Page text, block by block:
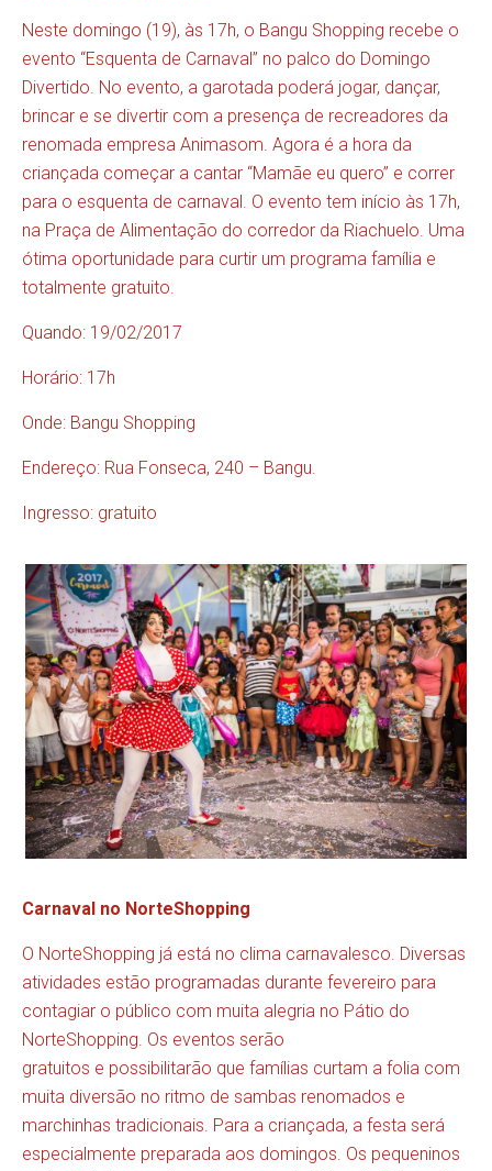
Neste domingo (19), às 17h, o Bangu Shopping recebe o
evento “Esquenta de Carnaval” no palco do Domingo
Divertido. No evento, a garotada poderá jogar, dançar,
brincar e se divertir com a presença de recreadores da
renomada empresa Animasom. Agora é a hora da
criançada começar a cantar “Mamãe eu quero” e correr
para o esquenta de carnaval. O evento tem início às 17h,
na Praça de Alimentação do corredor da Riachuelo. Uma
ótima oportunidade para curtir um programa família e
totalmente gratuito.
Quando: 19/02/2017
Horário: 17h
Onde: Bangu Shopping
Endereço: Rua Fonseca, 240 – Bangu.
Ingresso: gratuito
Carnaval no NorteShopping
O NorteShopping já está no clima carnavalesco. Diversas
atividades estão programadas durante fevereiro para
contagiar o público com muita alegria no Pátio do
NorteShopping. Os eventos serão
gratuitos e possibilitarão que famílias curtam a folia com
muita diversão no ritmo de sambas renomados e
marchinhas tradicionais. Para a criançada, a festa será
especialmente preparada aos domingos. Os pequeninos